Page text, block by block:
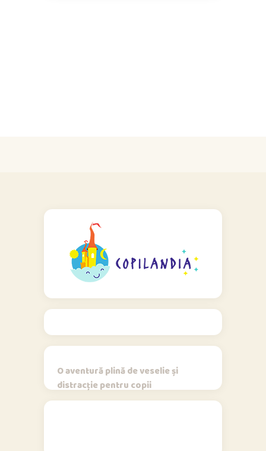
O aventură plină de veselie și
distracție pentru copii